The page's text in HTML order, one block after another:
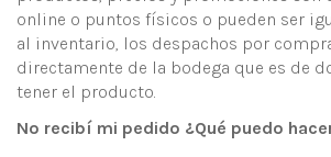
online o puntos físicos o pueden ser
al inventario, los despachos por
directamente de la bodega que es de
tener el producto.
No recibí mi pedido ¿Qué puedo